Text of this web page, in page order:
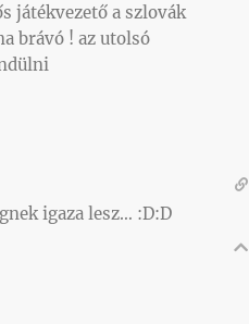
játékvezető a szlovák
brávó ! az utolsó
igaza lesz… :D:D